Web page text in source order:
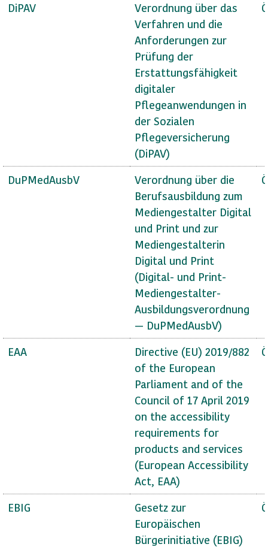
DiPAV
Verordnung über das
Verfahren und die
Anforderungen zur
Prüfung der
Erstattungsfähigkeit
digitaler
Pflegeanwendungen in
der Sozialen
Pflegeversicherung
(DiPAV)
DuPMedAusbV
Verordnung über die
Berufsausbildung zum
Mediengestalter Digital
und Print und zur
Mediengestalterin
Digital und Print
(Digital- und Print-
Mediengestalter-
Ausbildungsverordnung
— DuPMedAusbV)
EAA
Directive (EU) 2019/882
of the European
Parliament and of the
Council of 17 April 2019
on the accessibility
requirements for
products and services
(European Accessibility
Act, EAA)
EBIG
Gesetz zur
Europäischen
Bürgerinitiative (EBIG)